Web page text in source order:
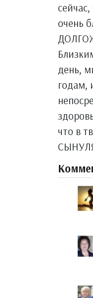
очень
день,
годам,
что в